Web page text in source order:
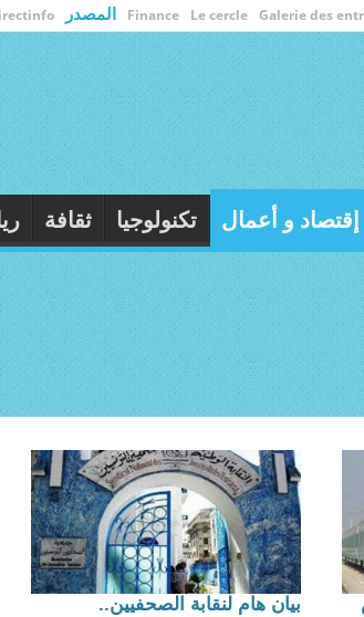
المصدر Finance Le cercle Galerie des
إقتصاد و أعمال تكنولوجيا ثقافة
بيان هام لنقابة الصحفيين..